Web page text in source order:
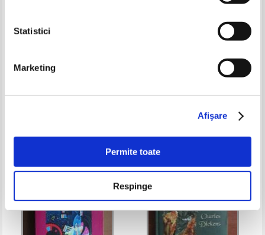
Statistici
Marketing
Afişare
Permite toate
Respinge
Olga Tokarczuk - Calatoria
Pret:23,00Lei 16,10 Lei
Christopher Phillips - Cafeneaua
Pret:18,00Lei 12,60 Lei